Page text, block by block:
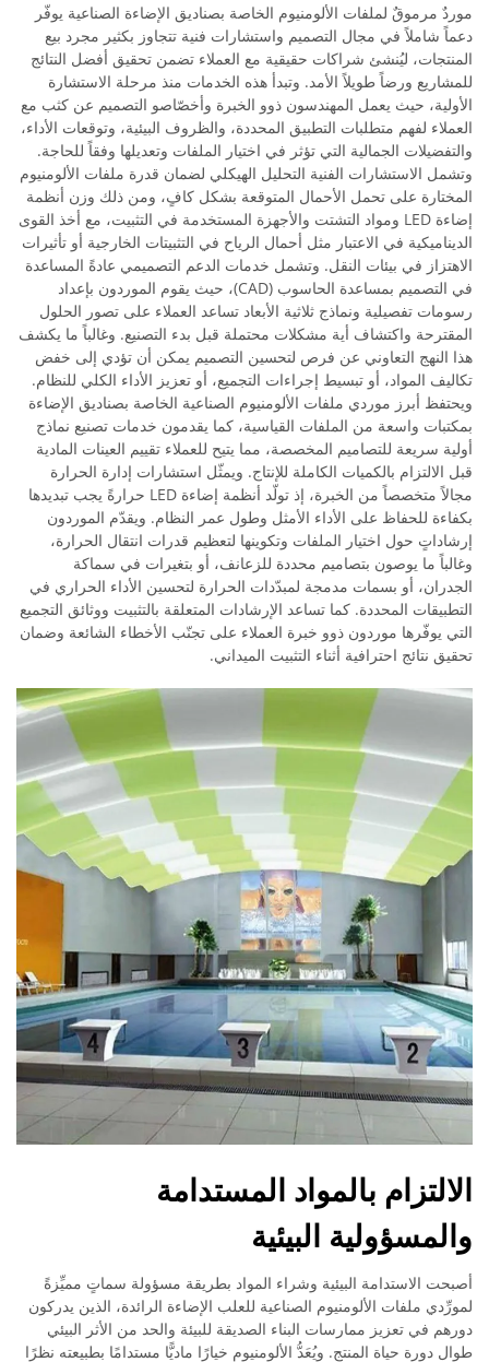
موردٌ مرموقٌ لملفات الألومنيوم الخاصة بصناديق الإضاءة الصناعية يوفّر
دعماً شاملاً في مجال التصميم واستشارات فنية تتجاوز بكثير مجرد بيع
المنتجات، ليُنشئ شراكات حقيقية مع العملاء تضمن تحقيق أفضل النتائج
للمشاريع ورضاً طويلاً الأمد. وتبدأ هذه الخدمات منذ مرحلة الاستشارة
الأولية، حيث يعمل المهندسون ذوو الخبرة وأخصّاصو التصميم عن كثب مع
العملاء لفهم متطلبات التطبيق المحددة، والظروف البيئية، وتوقعات الأداء،
والتفضيلات الجمالية التي تؤثر في اختيار الملفات وتعديلها وفقاً للحاجة.
وتشمل الاستشارات الفنية التحليل الهيكلي لضمان قدرة ملفات الألومنيوم
المختارة على تحمل الأحمال المتوقعة بشكل كافٍ، ومن ذلك وزن أنظمة
إضاءة LED ومواد التشتت والأجهزة المستخدمة في التثبيت، مع أخذ القوى
الديناميكية في الاعتبار مثل أحمال الرياح في التثبيتات الخارجية أو تأثيرات
الاهتزاز في بيئات النقل. وتشمل خدمات الدعم التصميمي عادةً المساعدة
في التصميم بمساعدة الحاسوب (CAD)، حيث يقوم الموردون بإعداد
رسومات تفصيلية ونماذج ثلاثية الأبعاد تساعد العملاء على تصور الحلول
المقترحة واكتشاف أية مشكلات محتملة قبل بدء التصنيع. وغالباً ما يكشف
هذا النهج التعاوني عن فرص لتحسين التصميم يمكن أن تؤدي إلى خفض
تكاليف المواد، أو تبسيط إجراءات التجميع، أو تعزيز الأداء الكلي للنظام.
ويحتفظ أبرز موردي ملفات الألومنيوم الصناعية الخاصة بصناديق الإضاءة
بمكتبات واسعة من الملفات القياسية، كما يقدمون خدمات تصنيع نماذج
أولية سريعة للتصاميم المخصصة، مما يتيح للعملاء تقييم العينات المادية
قبل الالتزام بالكميات الكاملة للإنتاج. ويمثّل استشارات إدارة الحرارة
مجالاً متخصصاً من الخبرة، إذ تولّد أنظمة إضاءة LED حرارةً يجب تبديدها
بكفاءة للحفاظ على الأداء الأمثل وطول عمر النظام. ويقدّم الموردون
إرشاداتٍ حول اختيار الملفات وتكوينها لتعظيم قدرات انتقال الحرارة،
وغالباً ما يوصون بتصاميم محددة للزعانف، أو بتغيرات في سماكة
الجدران، أو بسمات مدمجة لمبدّدات الحرارة لتحسين الأداء الحراري في
التطبيقات المحددة. كما تساعد الإرشادات المتعلقة بالتثبيت ووثائق التجميع
التي يوفّرها موردون ذوو خبرة العملاء على تجنّب الأخطاء الشائعة وضمان
تحقيق نتائج احترافية أثناء التثبيت الميداني.
الالتزام بالمواد المستدامة
والمسؤولية البيئية
أصبحت الاستدامة البيئية وشراء المواد بطريقة مسؤولة سماتٍ مميِّزةً
لمورِّدي ملفات الألومنيوم الصناعية للعلب الإضاءة الرائدة، الذين يدركون
دورهم في تعزيز ممارسات البناء الصديقة للبيئة والحد من الأثر البيئي
طوال دورة حياة المنتج. ويُعَدُّ الألومنيوم خيارًا ماديًّا مستدامًا بطبيعته نظرًا